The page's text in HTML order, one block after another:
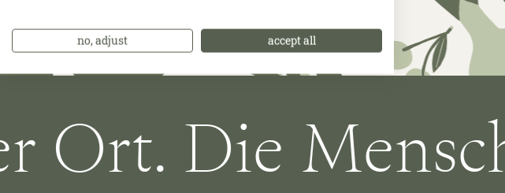
Die
no, adjust accept all